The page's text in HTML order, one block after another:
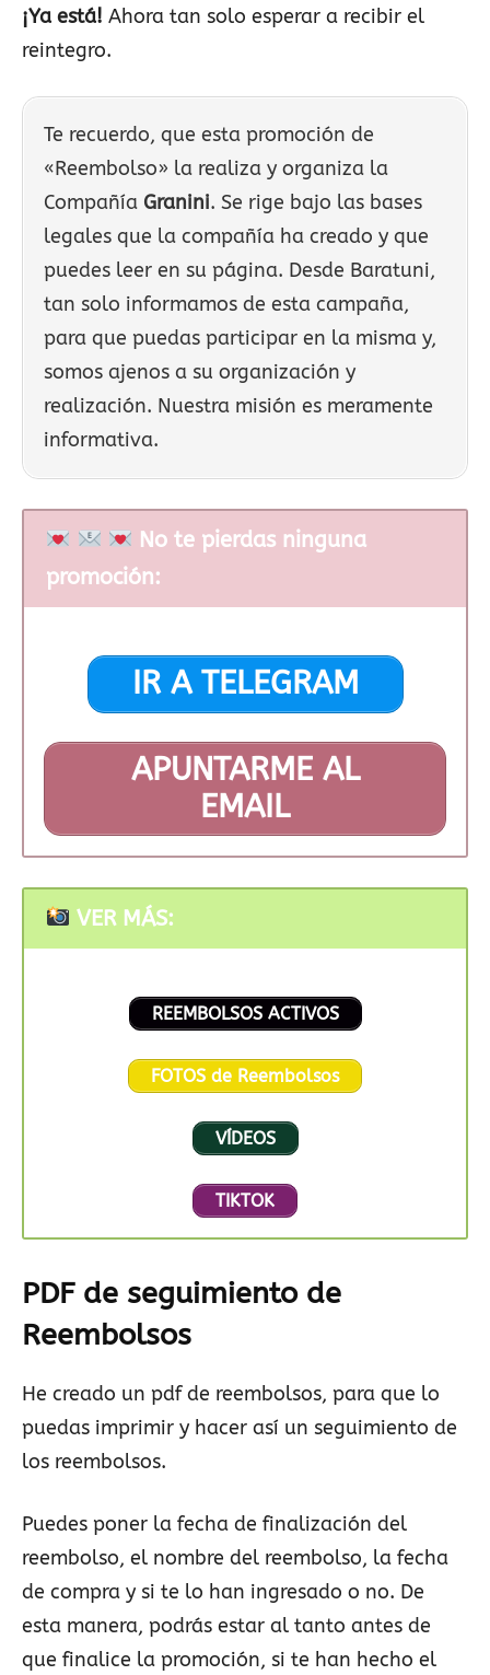
¡Ya está! Ahora tan solo esperar a recibir el
reintegro.
Te recuerdo, que esta promoción de
«Reembolso» la realiza y organiza la
Compañía Granini. Se rige bajo las bases
legales que la compañía ha creado y que
puedes leer en su página. Desde Baratuni,
tan solo informamos de esta campaña,
para que puedas participar en la misma y,
somos ajenos a su organización y
realización. Nuestra misión es meramente
informativa.
No te pierdas ninguna
promoción:
IR A TELEGRAM
APUNTARME AL
EMAIL
VER MÁS:
REEMBOLSOS ACTIVOS
FOTOS de Reembolsos
VÍDEOS
TIKTOK
PDF de seguimiento de
Reembolsos
He creado un pdf de reembolsos, para que lo
puedas imprimir y hacer así un seguimiento de
los reembolsos.
Puedes poner la fecha de finalización del
reembolso, el nombre del reembolso, la fecha
de compra y si te lo han ingresado o no. De
esta manera, podrás estar al tanto antes de
que finalice la promoción, si te han hecho el